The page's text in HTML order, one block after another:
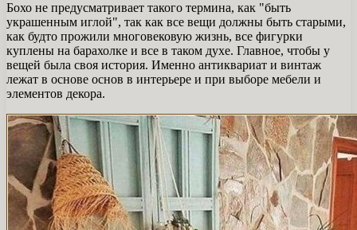
Бохо не предусматривает такого термина, как "быть
украшенным иглой", так как все вещи должны быть старыми,
как будто прожили многовековую жизнь, все фигурки
куплены на барахолке и все в таком духе. Главное, чтобы у
вещей была своя история. Именно антиквариат и винтаж
лежат в основе основ в интерьере и при выборе мебели и
элементов декора.